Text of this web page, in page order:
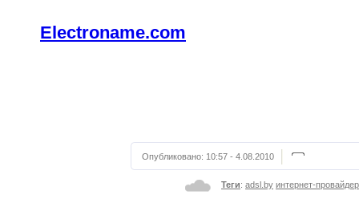
Electroname.com
Опубликовано: 10:57 - 4.08.2010
Теги: adsl.by интернет-провайдер